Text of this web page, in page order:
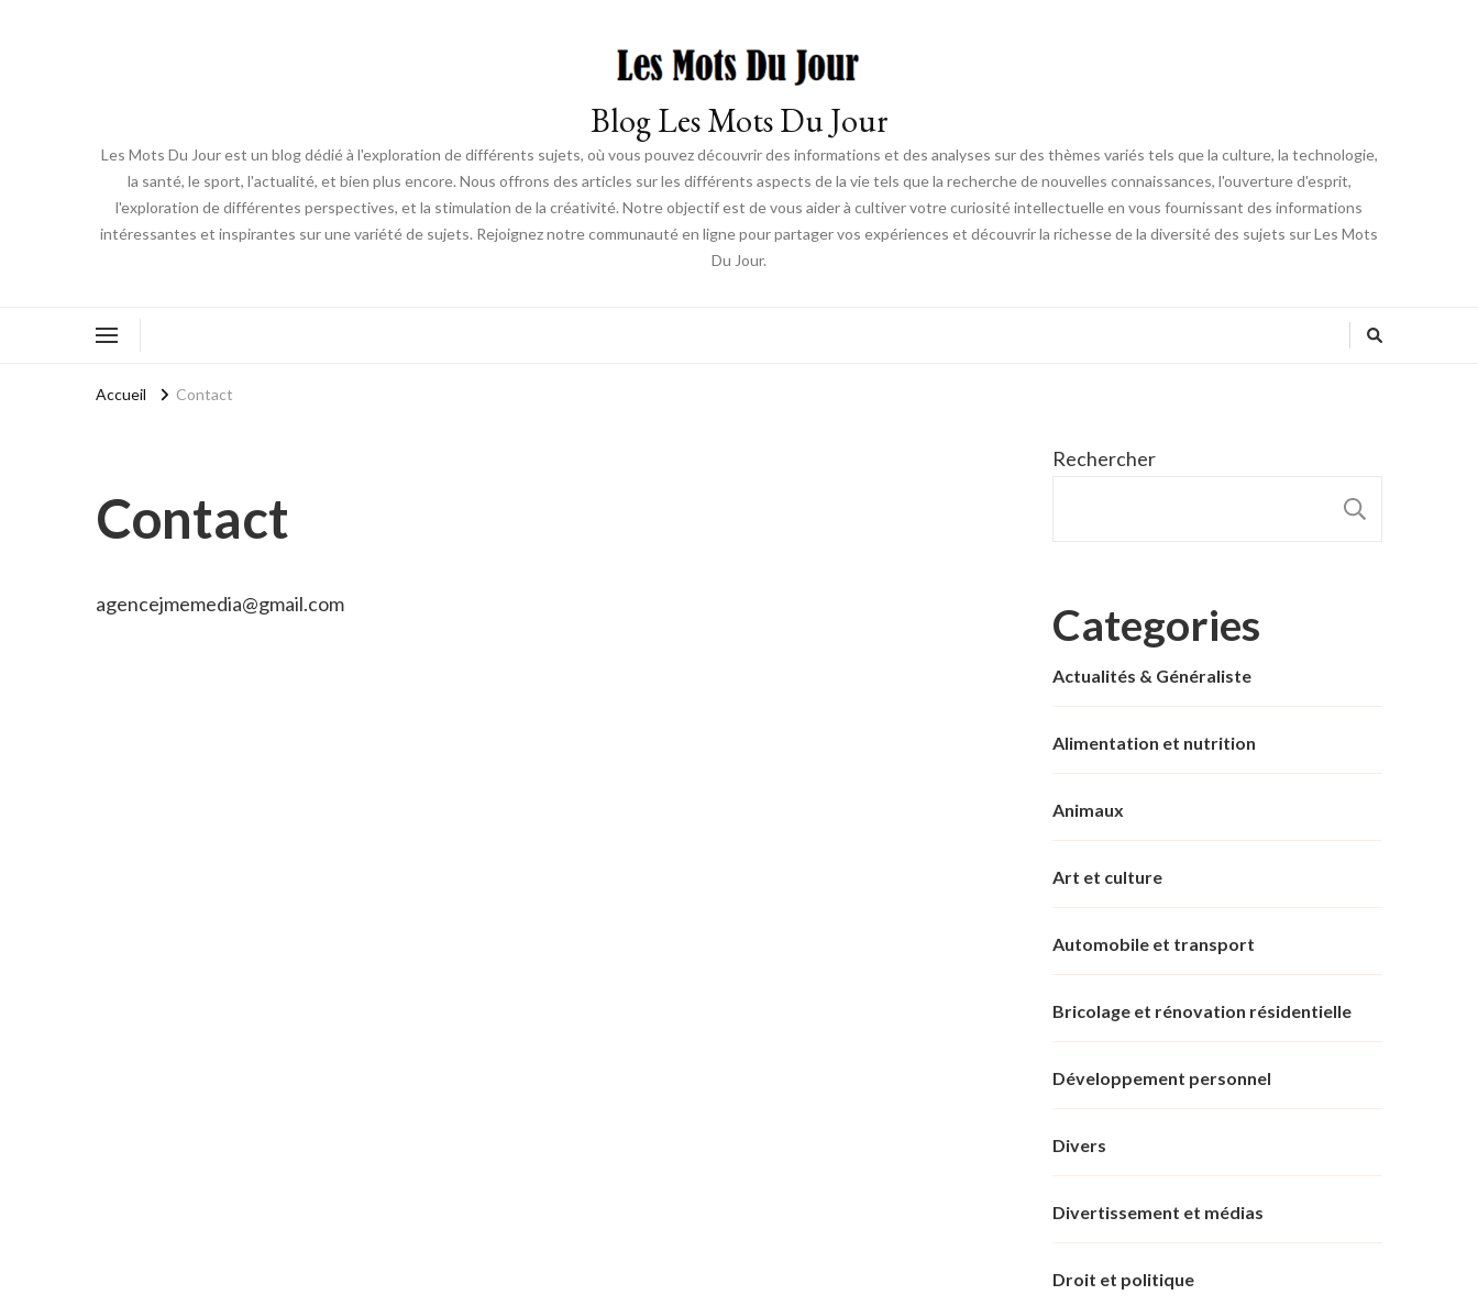
Blog Les Mots Du Jour
Les Mots Du Jour est un blog dédié à l'exploration de différents sujets, où vous pouvez découvrir des informations et des analyses sur des thèmes variés tels que la culture, la technologie,
la santé, le sport, l'actualité, et bien plus encore. Nous offrons des articles sur les différents aspects de la vie tels que la recherche de nouvelles connaissances, l'ouverture d'esprit,
l'exploration de différentes perspectives, et la stimulation de la créativité. Notre objectif est de vous aider à cultiver votre curiosité intellectuelle en vous fournissant des informations
intéressantes et inspirantes sur une variété de sujets. Rejoignez notre communauté en ligne pour partager vos expériences et découvrir la richesse de la diversité des sujets sur Les Mots
Du Jour.
Accueil Contact
Contact
agencejmemedia@gmail.com
Rechercher
Categories
Actualités & Généraliste
Alimentation et nutrition
Animaux
Art et culture
Automobile et transport
Bricolage et rénovation résidentielle
Développement personnel
Divers
Divertissement et médias
Droit et politique